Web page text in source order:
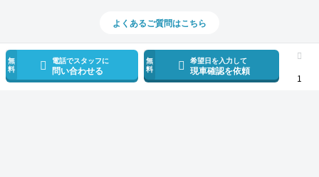
無
料
電話でスタッフに
問い合わせる
無
料
希望日を入力して
現車確認を依頼
1
よくあるご質問はこちら